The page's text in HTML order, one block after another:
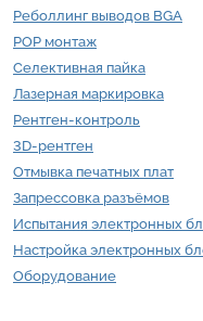
Реболлинг выводов BGA
POP монтаж
Селективная пайка
Лазерная маркировка
Рентген-контроль
3D-рентген
Отмывка печатных плат
Запрессовка разъёмов
Испытания электронных
Настройка электронных
Оборудование